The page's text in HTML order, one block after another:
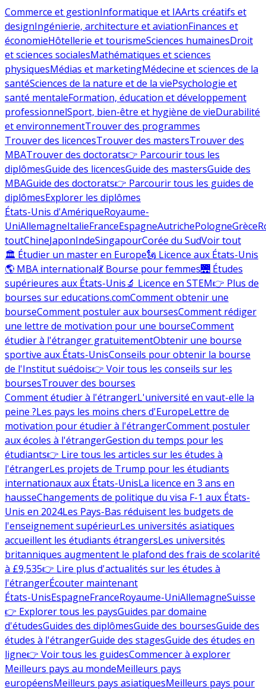
Commerce et gestionInformatique et IAArts créatifs et
designIngénierie, architecture et aviationFinances et
économieHôtellerie et tourismeSciences humainesDroit
et sciences socialesMathématiques et sciences
physiquesMédias et marketingMédecine et sciences de la
santéSciences de la nature et de la viePsychologie et
santé mentaleFormation, éducation et développement
professionnelSport, bien-être et hygiène de vieDurabilité
et environnementTrouver des programmes
Trouver des licencesTrouver des mastersTrouver des
MBATrouver des doctorats👉 Parcourir tous les
diplômesGuide des licencesGuide des mastersGuide des
MBAGuide des doctorats👉 Parcourir tous les guides de
diplômesExplorer les diplômes
États-Unis d'AmériqueRoyaume-
UniAllemagneItalieFranceEspagneAutrichePologneGrèce
toutChineJaponIndeSingapourCorée du SudVoir tout
🏛 Étudier un master en Europe🗽 Licence aux États-Unis
🌎 MBA international💃 Bourse pour femmes🌉 Études
supérieures aux États-Unis🔬 Licence en STEM👉 Plus de
bourses sur educations.comComment obtenir une
bourseComment postuler aux boursesComment rédiger
une lettre de motivation pour une bourseComment
étudier à l'étranger gratuitementObtenir une bourse
sportive aux États-UnisConseils pour obtenir la bourse
de l'Institut suédois👉 Voir tous les conseils sur les
boursesTrouver des bourses
Comment étudier à l'étrangerL'université en vaut-elle la
peine ?Les pays les moins chers d'EuropeLettre de
motivation pour étudier à l'étrangerComment postuler
aux écoles à l'étrangerGestion du temps pour les
étudiants👉 Lire tous les articles sur les études à
l'étrangerLes projets de Trump pour les étudiants
internationaux aux États-UnisLa licence en 3 ans en
hausseChangements de politique du visa F-1 aux États-
Unis en 2024Les Pays-Bas réduisent les budgets de
l'enseignement supérieurLes universités asiatiques
accueillent les étudiants étrangersLes universités
britanniques augmentent le plafond des frais de scolarité
à £9,535👉 Lire plus d'actualités sur les études à
l'étrangerÉcouter maintenant
États-UnisEspagneFranceRoyaume-UniAllemagneSuisse
👉 Explorer tous les paysGuides par domaine
d'étudesGuides des diplômesGuide des boursesGuide des
études à l'étrangerGuide des stagesGuide des études en
ligne👉 Voir tous les guidesCommencer à explorer
Meilleurs pays au mondeMeilleurs pays
européensMeilleurs pays asiatiquesMeilleurs pays pour